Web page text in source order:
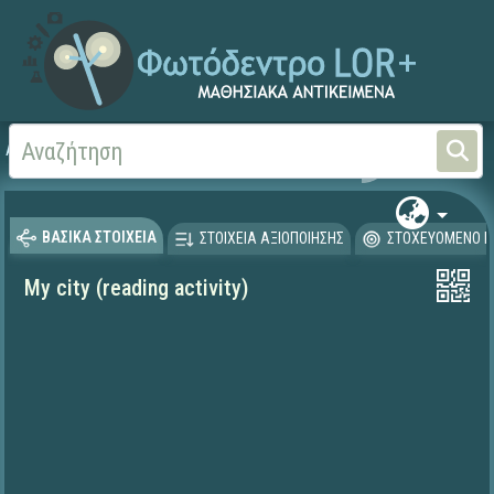
Αρχική Ξένες Γλώσσες -
ΒΑΣΙΚΑ ΣΤΟΙΧΕΙΑ ΣΤΟΙΧΕΙΑ ΑΞΙΟΠΟΙΗΣΗΣ ΣΤΟΧΕΥΟΜΕΝΟ
My city (reading activity)